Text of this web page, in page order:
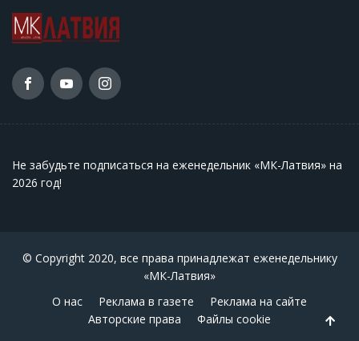
Не забудьте подписаться на еженедельник «МК-Латвия» на
2026 год!
© Copyright 2020, все права принадлежат еженедельнику
«МК-Латвия»
О нас
Реклама в газете
Реклама на сайте
Авторские права
Файлы cookie